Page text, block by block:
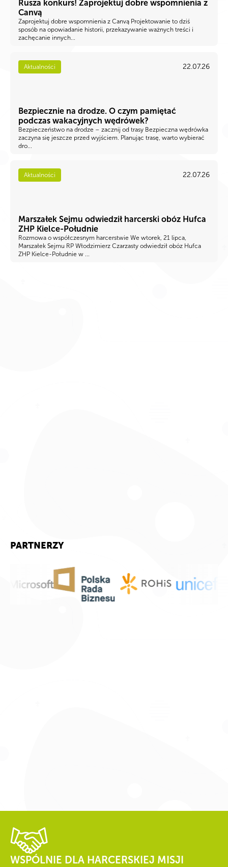
Rusza konkurs! Zaprojektuj dobre wspomnienia z
Canvą
Zaprojektuj dobre wspomnienia z Canvą Projektowanie to dziś
sposób na opowiadanie historii, przekazywanie ważnych treści i
zachęcanie innych...
Aktualności 22.07.26
Bezpiecznie na drodze. O czym pamiętać
podczas wakacyjnych wędrówek?
Bezpieczeństwo na drodze – zacznij od trasy Bezpieczna wędrówka
zaczyna się jeszcze przed wyjściem. Planując trasę, warto wybierać
dro...
Aktualności 22.07.26
Marszałek Sejmu odwiedził harcerski obóz Hufca
ZHP Kielce-Południe
Rozmowa o współczesnym harcerstwie We wtorek, 21 lipca,
Marszałek Sejmu RP Włodzimierz Czarzasty odwiedził obóz Hufca
ZHP Kielce-Południe w ...
PARTNERZY
WSPÓLNIE DLA HARCERSKIEJ MISJI